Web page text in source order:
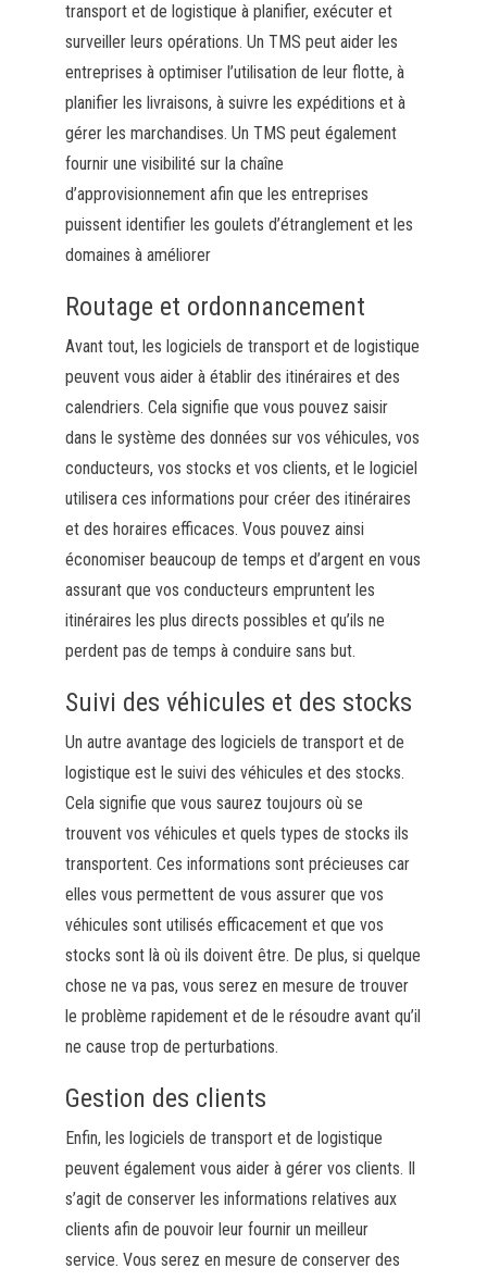
transport et de logistique à planifier, exécuter et
surveiller leurs opérations. Un TMS peut aider les
entreprises à optimiser l’utilisation de leur flotte, à
planifier les livraisons, à suivre les expéditions et à
gérer les marchandises. Un TMS peut également
fournir une visibilité sur la chaîne
d’approvisionnement afin que les entreprises
puissent identifier les goulets d’étranglement et les
domaines à améliorer
Routage et ordonnancement
Avant tout, les logiciels de transport et de logistique
peuvent vous aider à établir des itinéraires et des
calendriers. Cela signifie que vous pouvez saisir
dans le système des données sur vos véhicules, vos
conducteurs, vos stocks et vos clients, et le logiciel
utilisera ces informations pour créer des itinéraires
et des horaires efficaces. Vous pouvez ainsi
économiser beaucoup de temps et d’argent en vous
assurant que vos conducteurs empruntent les
itinéraires les plus directs possibles et qu’ils ne
perdent pas de temps à conduire sans but.
Suivi des véhicules et des stocks
Un autre avantage des logiciels de transport et de
logistique est le suivi des véhicules et des stocks.
Cela signifie que vous saurez toujours où se
trouvent vos véhicules et quels types de stocks ils
transportent. Ces informations sont précieuses car
elles vous permettent de vous assurer que vos
véhicules sont utilisés efficacement et que vos
stocks sont là où ils doivent être. De plus, si quelque
chose ne va pas, vous serez en mesure de trouver
le problème rapidement et de le résoudre avant qu’il
ne cause trop de perturbations.
Gestion des clients
Enfin, les logiciels de transport et de logistique
peuvent également vous aider à gérer vos clients. Il
s’agit de conserver les informations relatives aux
clients afin de pouvoir leur fournir un meilleur
service. Vous serez en mesure de conserver des